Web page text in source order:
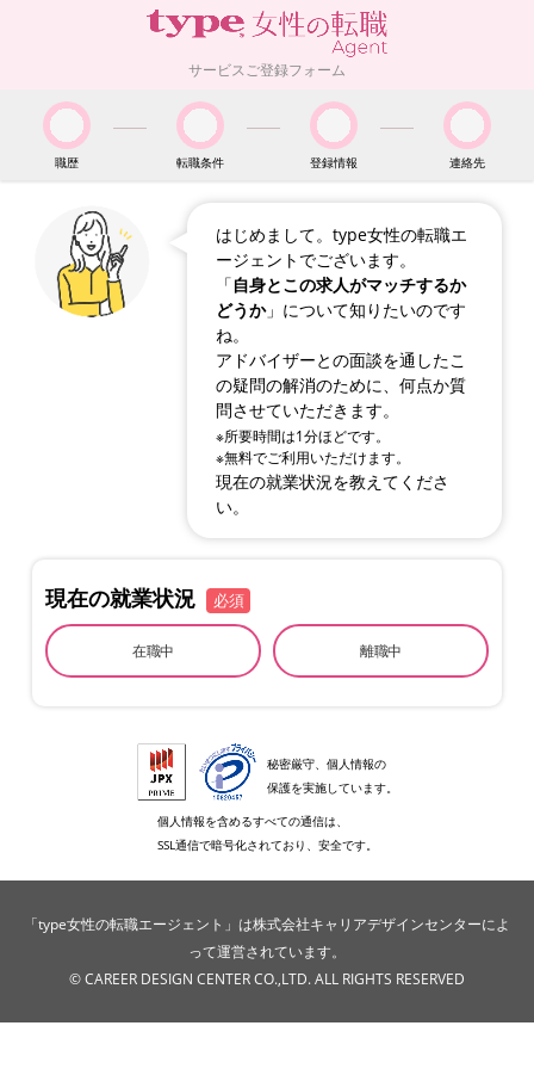
サービスご登録フォーム
職歴 転職条件 登録情報 連絡先
はじめまして。type女性の転職エ
ージェントでございます。
「自身とこの求人がマッチするか
どうか」について知りたいのです
ね。
アドバイザーとの面談を通したこ
の疑問の解消のために、何点か質
問させていただきます。
※所要時間は1分ほどです。
※無料でご利用いただけます。
現在の就業状況を教えてくださ
い。
現在の就業状況 必須
在職中 離職中
秘密厳守、個人情報の
保護を実施しています。
個人情報を含めるすべての通信は、
SSL通信で暗号化されており、安全です。
「type女性の転職エージェント」は株式会社キャリアデザインセンターによ
って運営されています。
© CAREER DESIGN CENTER CO.,LTD. ALL RIGHTS RESERVED